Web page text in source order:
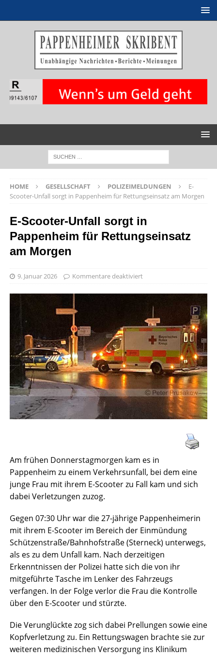
HOME GESELLSCHAFT POLIZEIMELDUNGEN
E-
Scooter-Unfall sorgt in Pappenheim für Rettungseinsatz am Morgen
E-Scooter-Unfall sorgt in
Pappenheim für Rettungseinsatz
am Morgen
9. Januar 2026 Kommentare deaktiviert
Am frühen Donnerstagmorgen kam es in
Pappenheim zu einem Verkehrsunfall, bei dem eine
junge Frau mit ihrem E-Scooter zu Fall kam und sich
dabei Verletzungen zuzog.
Gegen 07:30 Uhr war die 27-jährige Pappenheimerin
mit ihrem E-Scooter im Bereich der Einmündung
Schützenstraße/Bahnhofstraße (Sterneck) unterwegs,
als es zu dem Unfall kam. Nach derzeitigen
Erkenntnissen der Polizei hatte sich die von ihr
mitgeführte Tasche im Lenker des Fahrzeugs
verfangen. In der Folge verlor die Frau die Kontrolle
über den E-Scooter und stürzte.
Die Verunglückte zog sich dabei Prellungen sowie eine
Kopfverletzung zu. Ein Rettungswagen brachte sie zur
weiteren medizinischen Versorgung ins Klinikum